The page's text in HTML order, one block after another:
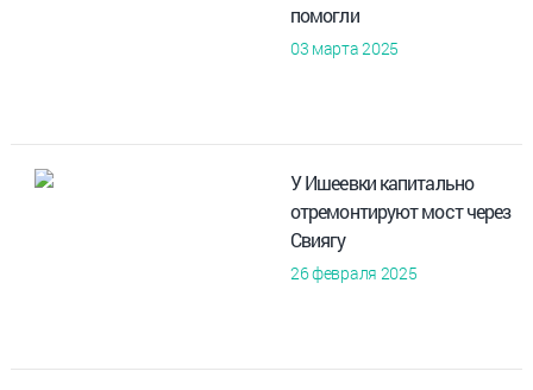
помогли
03 марта 2025
У Ишеевки капитально
отремонтируют мост через
Свиягу
26 февраля 2025